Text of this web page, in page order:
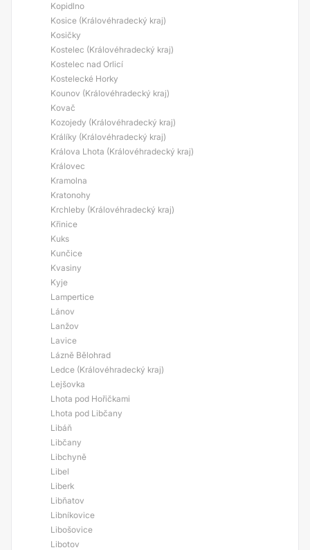
Kopidlno
Kosice (Královéhradecký kraj)
Kosičky
Kostelec (Královéhradecký kraj)
Kostelec nad Orlicí
Kostelecké Horky
Kounov (Královéhradecký kraj)
Kovač
Kozojedy (Královéhradecký kraj)
Králíky (Královéhradecký kraj)
Králova Lhota (Královéhradecký kraj)
Královec
Kramolna
Kratonohy
Krchleby (Královéhradecký kraj)
Křinice
Kuks
Kunčice
Kvasiny
Kyje
Lampertice
Lánov
Lanžov
Lavice
Lázně Bělohrad
Ledce (Královéhradecký kraj)
Lejšovka
Lhota pod Hořičkami
Lhota pod Libčany
Libáň
Libčany
Libchyně
Libel
Liberk
Libňatov
Libníkovice
Libošovice
Libotov